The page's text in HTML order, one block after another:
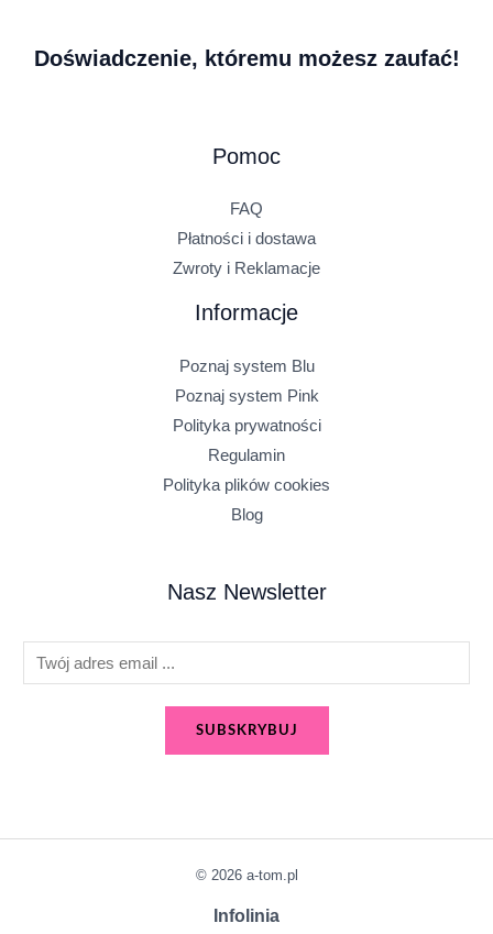
Doświadczenie, któremu możesz zaufać!
Pomoc
FAQ
Płatności i dostawa
Zwroty i Reklamacje
Informacje
Poznaj system Blu
Poznaj system Pink
Polityka prywatności
Regulamin
Polityka plików cookies
Blog
Nasz Newsletter
m
SUBSKRYBUJ
© 2026 a-tom.pl
Infolinia